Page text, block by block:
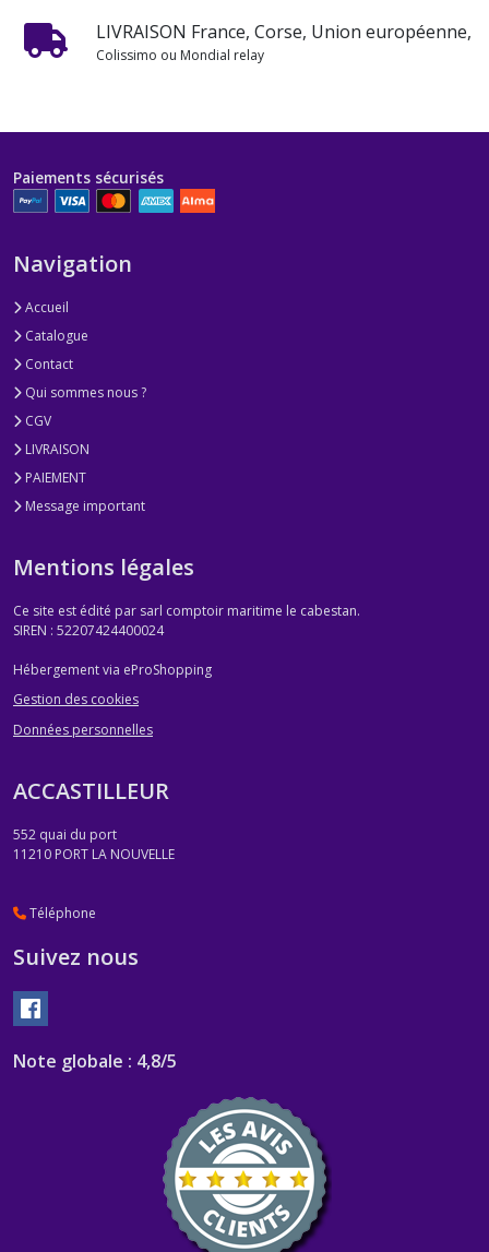
LIVRAISON France, Corse, Union européenne,
Colissimo ou Mondial relay
Paiements sécurisés
Navigation
Accueil
Catalogue
Contact
Qui sommes nous ?
CGV
LIVRAISON
PAIEMENT
Message important
Mentions légales
Ce site est édité par sarl comptoir maritime le cabestan.
SIREN : 52207424400024
Hébergement via eProShopping
Gestion des cookies
Données personnelles
ACCASTILLEUR
552 quai du port
11210 PORT LA NOUVELLE
Téléphone
Suivez nous
Note globale : 4,8/5